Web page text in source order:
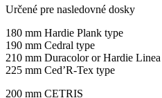
Určené pre nasledovné dosky
180 mm Hardie Plank type
190 mm Cedral type
210 mm Duracolor or Hardie
225 mm Ced’R-Tex type
200 mm CETRIS